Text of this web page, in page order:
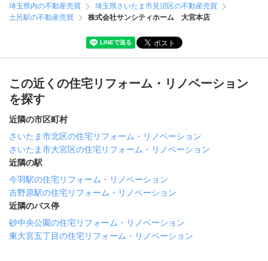
埼玉県内の不動産売買
埼玉県さいたま市見沼区の不動産売買
土呂駅の不動産売買
株式会社サンシティホーム 大宮本店
この近くの住宅リフォーム・リノベーション
を探す
近隣の市区町村
さいたま市北区の住宅リフォーム・リノベーション
さいたま市大宮区の住宅リフォーム・リノベーション
近隣の駅
今羽駅の住宅リフォーム・リノベーション
吉野原駅の住宅リフォーム・リノベーション
近隣のバス停
砂中央公園の住宅リフォーム・リノベーション
東大宮五丁目の住宅リフォーム・リノベーション